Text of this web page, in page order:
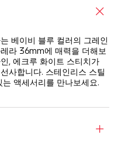
베이비 블루 컬러의 그레인
라 36mm에 매력을 더해보
, 에크루 화이트 스티치가
사합니다. 스테인리스 스틸
액세서리를 만나보세요.